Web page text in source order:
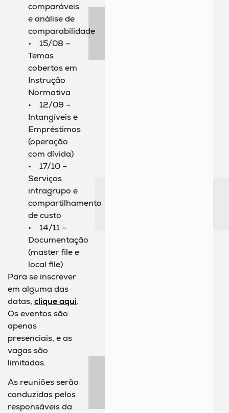
comparáveis
e análise de
comparabilidade
• 15/08 –
Temas
cobertos em
Instrução
Normativa
• 12/09 –
Intangíveis e
Empréstimos
(operação
com dívida)
• 17/10 –
Serviços
intragrupo e
compartilhamento
de custo
• 14/11 –
Documentação
(master file e
local file)
Para se inscrever
em alguma das
datas, clique aqui.
Os eventos são
apenas
presenciais, e as
vagas são
limitadas.
As reuniões serão
conduzidas pelos
responsáveis da